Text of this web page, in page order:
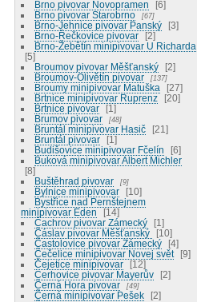
Brno pivovar Novopramen
6
Brno pivovar Starobrno
67
Brno-Jehnice pivovar Panský
3
Brno-Řečkovice pivovar
2
Brno-Žebětín minipivovar U Richarda
5
Broumov pivovar Měšťanský
2
Broumov-Olivětín pivovar
137
Broumy minipivovar Matuška
27
Brtnice minipivovar Ruprenz
20
Brtnice pivovar
1
Brumov pivovar
48
Bruntál minipivovar Hasič
21
Bruntál pivovar
1
Budišovice minipivovar Fčelín
6
Buková minipivovar Albert Michler
8
Buštěhrad pivovar
9
Bylnice minipivovar
10
Bystřice nad Pernštejnem
minipivovar Eden
14
Čachrov pivovar Zámecký
1
Čáslav pivovar Měšťanský
10
Častolovice pivovar Zámecký
4
Čečelice minipivovar Novej svět
9
Čejetice minipivovar
12
Cerhovice pivovar Mayerův
2
Černá Hora pivovar
49
Černá minipivovar Pešek
2